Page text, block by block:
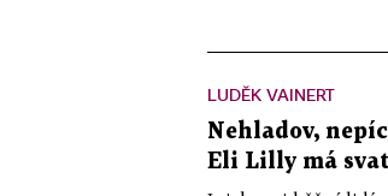
LUDĚK VAINERT
Nehladov,
Eli Lilly má